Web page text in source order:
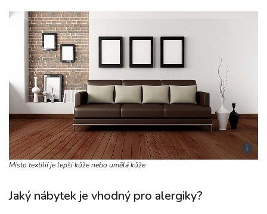
i
Místo textilií je lepší kůže nebo umělá kůže
Jaký nábytek je vhodný pro alergiky?